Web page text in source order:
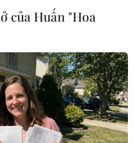
Nam
TP. Hà Nội
của Huấn "Hoa